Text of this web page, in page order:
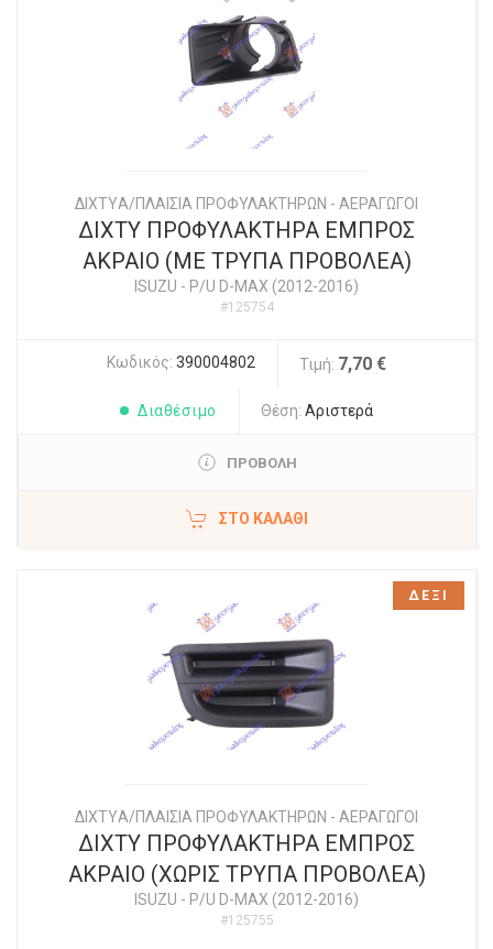
ΔΙΧΤYΑ/ΠΛΑΙΣΙΑ ΠΡΟΦΥΛΑΚΤΗΡΩΝ - ΑΕΡΑΓΩΓΟΙ
ΔΙΧΤΥ ΠΡΟΦΥΛΑΚΤΗΡΑ ΕΜΠΡΟΣ
ΑΚΡΑΙΟ (ΜΕ ΤΡΥΠΑ ΠΡΟΒΟΛΕΑ)
ISUZU - P/U D-MAX (2012-2016)
#125754
Κωδικός: 390004802 Τιμή: 7,70 €
Διαθέσιμο Θέση: Αριστερά
ΠΡΟΒΟΛΗ
ΣΤΟ ΚΑΛΆΘΙ
ΔΙΧΤYΑ/ΠΛΑΙΣΙΑ ΠΡΟΦΥΛΑΚΤΗΡΩΝ - ΑΕΡΑΓΩΓΟΙ
ΔΙΧΤΥ ΠΡΟΦΥΛΑΚΤΗΡΑ ΕΜΠΡΟΣ
ΑΚΡΑΙΟ (ΧΩΡΙΣ ΤΡΥΠΑ ΠΡΟΒΟΛΕΑ)
ISUZU - P/U D-MAX (2012-2016)
#125755
ΔΕΞΙ